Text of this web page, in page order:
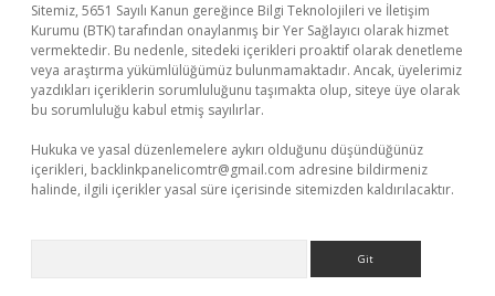
Sitemiz, 5651 Sayılı Kanun gereğince Bilgi Teknolojileri ve İletişim
Kurumu (BTK) tarafından onaylanmış bir Yer Sağlayıcı olarak hizmet
vermektedir. Bu nedenle, sitedeki içerikleri proaktif olarak denetleme
veya araştırma yükümlülüğümüz bulunmamaktadır. Ancak, üyelerimiz
yazdıkları içeriklerin sorumluluğunu taşımakta olup, siteye üye olarak
bu sorumluluğu kabul etmiş sayılırlar.
Hukuka ve yasal düzenlemelere aykırı olduğunu düşündüğünüz
içerikleri, backlinkpanelicomtr@gmail.com adresine bildirmeniz
halinde, ilgili içerikler yasal süre içerisinde sitemizden kaldırılacaktır.